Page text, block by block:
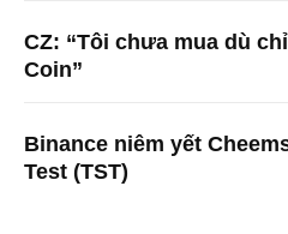
CZ: “Tôi chưa mua dù
Coin”
Binance niêm yết
Test (TST)